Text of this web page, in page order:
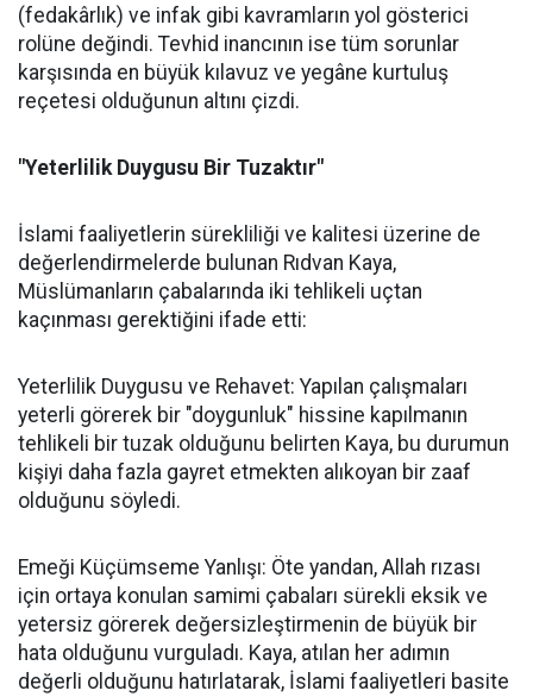
(fedakârlık) ve infak gibi kavramların yol gösterici
rolüne değindi. Tevhid inancının ise tüm sorunlar
karşısında en büyük kılavuz ve yegâne kurtuluş
reçetesi olduğunun altını çizdi.
"Yeterlilik Duygusu Bir Tuzaktır"
İslami faaliyetlerin sürekliliği ve kalitesi üzerine de
değerlendirmelerde bulunan Rıdvan Kaya,
Müslümanların çabalarında iki tehlikeli uçtan
kaçınması gerektiğini ifade etti:
Yeterlilik Duygusu ve Rehavet: Yapılan çalışmaları
yeterli görerek bir "doygunluk" hissine kapılmanın
tehlikeli bir tuzak olduğunu belirten Kaya, bu durumun
kişiyi daha fazla gayret etmekten alıkoyan bir zaaf
olduğunu söyledi.
Emeği Küçümseme Yanlışı: Öte yandan, Allah rızası
için ortaya konulan samimi çabaları sürekli eksik ve
yetersiz görerek değersizleştirmenin de büyük bir
hata olduğunu vurguladı. Kaya, atılan her adımın
değerli olduğunu hatırlatarak, İslami faaliyetleri basite